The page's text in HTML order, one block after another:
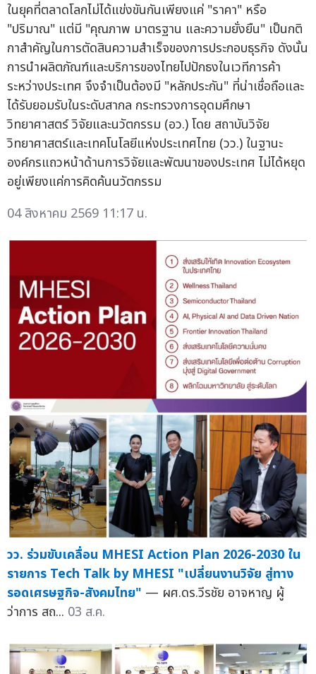
ในยุคที่ตลาดโลกไม่ได้แข่งขันกันเพียงแค่ "ราคา" หรือ
"ปริมาณ" แต่มี "คุณภาพ มาตรฐาน และความยั่งยืน" เป็นกติ
กาสำคัญในการตัดสินความสำเร็จของการประกอบธุรกิจ ดังนั้น
การนำผลิตภัณฑ์และบริการของไทยไปปักธงในเวทีการค้า
ระหว่างประเทศ จึงจำเป็นต้องมี "หลักประกัน" ที่น่าเชื่อถือและ
ได้รับยอมรับในระดับสากล กระทรวงการอุดมศึกษา
วิทยาศาสตร์ วิจัยและนวัตกรรม (อว.) โดย สถาบันวิจัย
วิทยาศาสตร์และเทคโนโลยีแห่งประเทศไทย (วว.) ในฐานะ
องค์กรแถวหน้าด้านการวิจัยและพัฒนาของประเทศ ไม่ได้หยุด
อยู่เพียงแค่การคิดค้นนวัตกรรม
04 สิงหาคม 2569 11:17 น.
วว. ร่วมขับเคลื่อน MHESI Action Plan 2026-2030 ใน
รายการ Tech Talk by MHESI "เปลี่ยนงานวิจัย สู่ทาง
รอดเศรษฐกิจ-สังคมไทย" — ผศ.ดร.วีรชัย อาจหาญ ผู้
ว่าการ สถ... 03 ส.ค.